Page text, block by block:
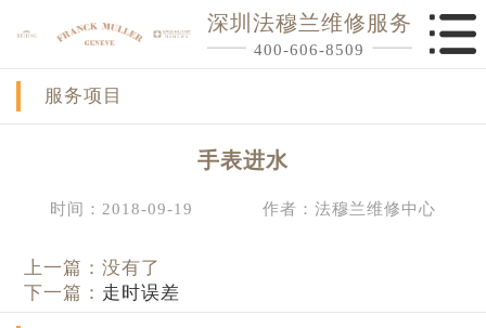
深圳法穆兰维修服务
400-606-8509
服务项目
手表进水
时间：2018-09-19 作者：法穆兰维修中心
上一篇：没有了
下一篇： 走时误差